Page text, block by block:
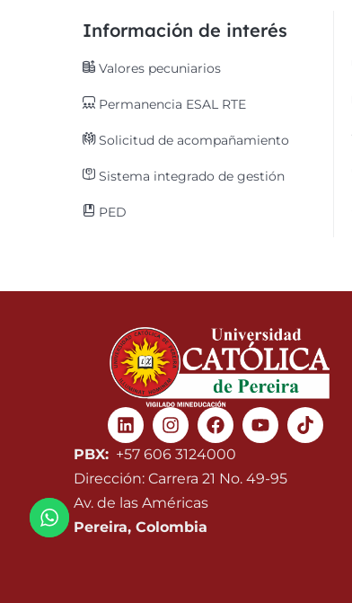
Información de interés
Valores pecuniarios
Permanencia ESAL RTE
Solicitud de acompañamiento
Sistema integrado de gestión
PED
LinkedinInstagram
Facebook
Youtube
PBX: +57 606 3124000
Dirección: Carrera 21 No. 49-95
Av. de las Américas
Pereira, Colombia